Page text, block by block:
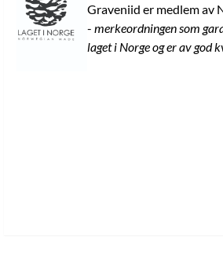
Graveniid er medlem av
- merkeordningen som
laget i Norge og er av god